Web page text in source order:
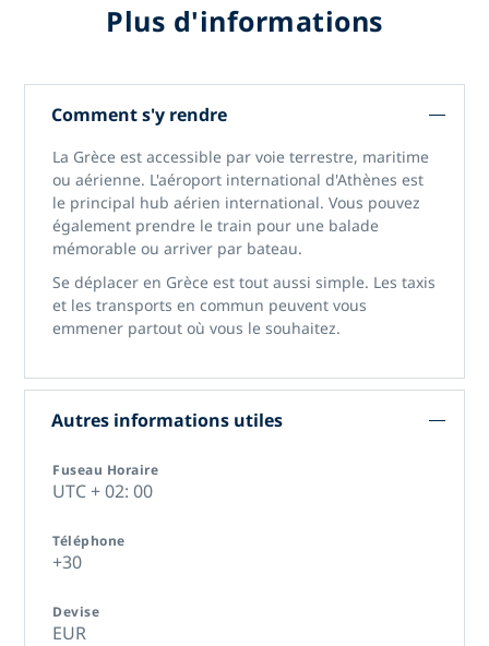
Plus d'informations
Comment s'y rendre
La Grèce est accessible par voie terrestre, maritime
ou aérienne. L'aéroport international d'Athènes est
le principal hub aérien international. Vous pouvez
également prendre le train pour une balade
mémorable ou arriver par bateau.
Se déplacer en Grèce est tout aussi simple. Les taxis
et les transports en commun peuvent vous
emmener partout où vous le souhaitez.
Autres informations utiles
Fuseau Horaire
UTC + 02: 00
Téléphone
+30
Devise
EUR